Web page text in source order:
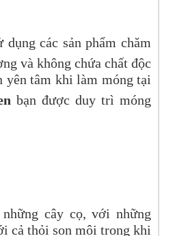
dụng các sản phẩm chăm
và không chứa chất độc
yên tâm khi làm móng tại
bạn được duy trì móng
cây cọ, với những
cả thỏi son môi trong khi